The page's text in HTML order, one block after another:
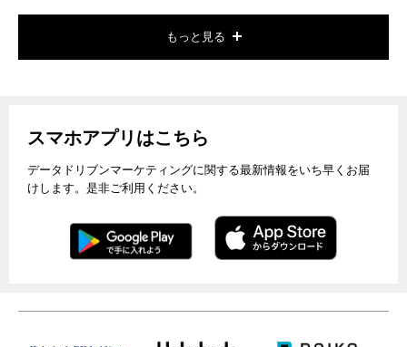
もっと見る
スマホアプリはこちら
データドリブンマーケティングに関する最新情報をいち早くお届
けします。是非ご利用ください。